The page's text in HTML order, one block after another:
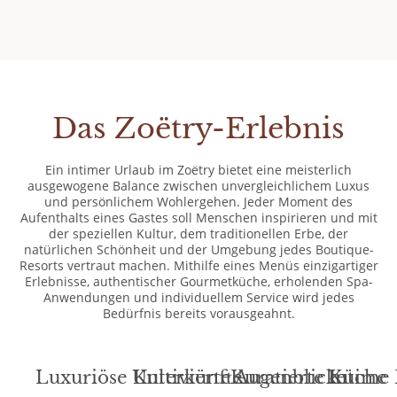
Das Zoëtry-Erlebnis
Ein intimer Urlaub im Zoëtry bietet eine meisterlich
ausgewogene Balance zwischen unvergleichlichem Luxus
und persönlichem Wohlergehen. Jeder Moment des
Aufenthalts eines Gastes soll Menschen inspirieren und mit
der speziellen Kultur, dem traditionellen Erbe, der
natürlichen Schönheit und der Umgebung jedes Boutique-
Resorts vertraut machen. Mithilfe eines Menüs einzigartiger
Erlebnisse, authentischer Gourmetküche, erholenden Spa-
Anwendungen und individuellem Service wird jedes
Bedürfnis bereits vorausgeahnt.
Luxuriöse Unterkünfte
Kultivierte Augenblicke
Kuratierte Küche
Intime